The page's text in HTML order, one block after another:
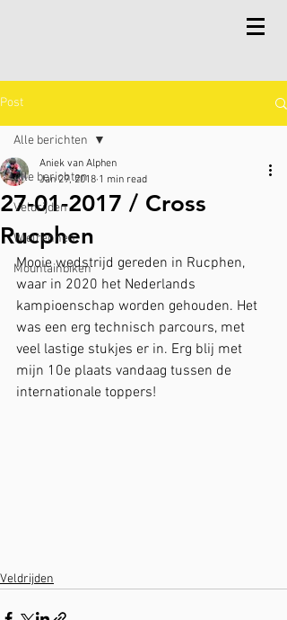
Post
Alle berichten
Veldrijden
Wielrennen
Mountainbiken
Alle berichten
27-01-2017 / Cross
Rucphen
Aniek van Alphen
Jan 29, 2018 1 min read
Mooie wedstrijd gereden in Rucphen,
waar in 2020 het Nederlands
kampioenschap worden gehouden. Het
was een erg technisch parcours, met
veel lastige stukjes er in. Erg blij met
mijn 10e plaats vandaag tussen de
internationale toppers!
Veldrijden